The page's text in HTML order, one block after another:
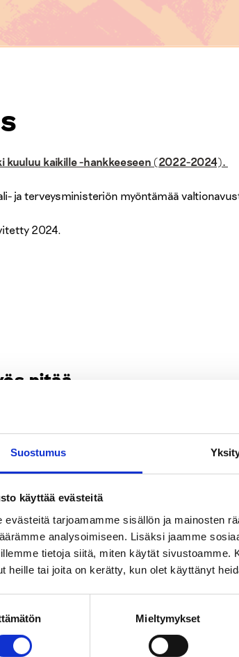
Suostumus
käyttää evästeitä
evästeitä tarjoamamme sisällön ja mainosten
analysoimiseen. Lisäksi jaamme
tietoja siitä, miten käytät sivustoamme.
heille tai joita on kerätty, kun olet käyttänyt
Mieltymykset
kuuluu kaikille -hankkeeseen (2022-2024).
ja terveysministeriön myöntämää
2024.
pitää...
Lasten ajatuksia
päihteistä -